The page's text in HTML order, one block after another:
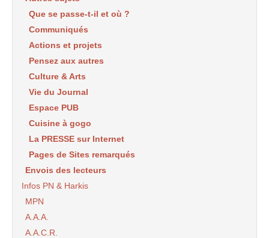
Que se passe-t-il et où ?
Communiqués
Actions et projets
Pensez aux autres
Culture & Arts
Vie du Journal
Espace PUB
Cuisine à gogo
La PRESSE sur Internet
Pages de Sites remarqués
Envois des lecteurs
Infos PN & Harkis
MPN
A.A.A.
A.A.C.R.